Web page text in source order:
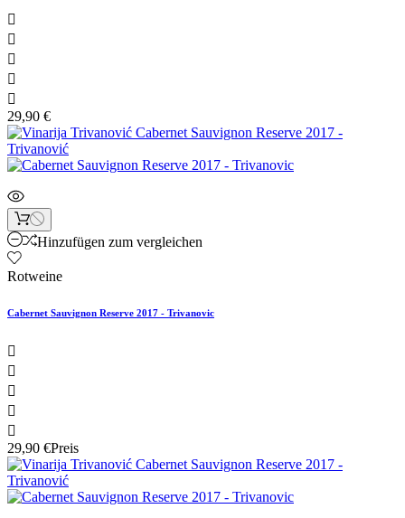





29,90 €
Hinzufügen zum vergleichen
Rotweine
Cabernet Sauvignon Reserve 2017 - Trivanovic





29,90 €Preis